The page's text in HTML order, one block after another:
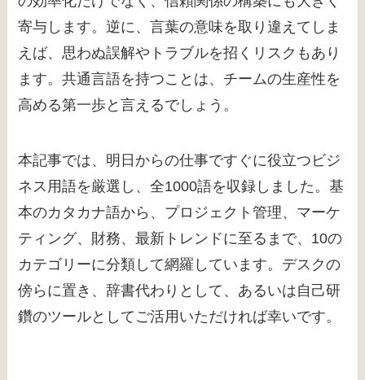
寄与します。逆に、言葉の意味を取り違えてしま
えば、思わぬ誤解やトラブルを招くリスクもあり
ます。共通言語を持つことは、チームの生産性を
高める第一歩と言えるでしょう。
本記事では、明日からの仕事ですぐに役立つビジ
ネス用語を厳選し、全1000語を収録しました。基
本のカタカナ語から、プロジェクト管理、マーケ
ティング、財務、最新トレンドに至るまで、10の
カテゴリーに分類して網羅しています。デスクの
傍らに置き、辞書代わりとして、あるいは自己研
鑽のツールとしてご活用いただければ幸いです。